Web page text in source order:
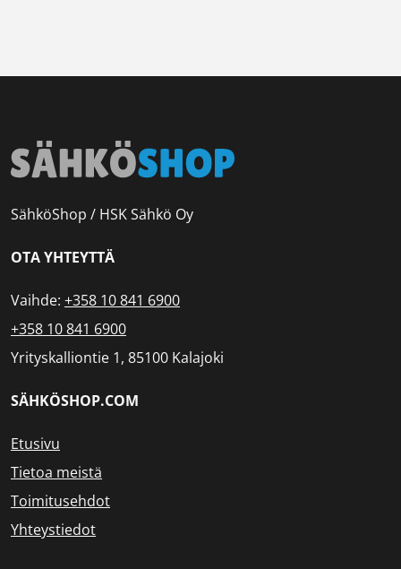
SähköShop / HSK Sähkö Oy
OTA YHTEYTTÄ
Vaihde: +358 10 841 6900
+358 10 841 6900
Yrityskalliontie 1, 85100 Kalajoki
SÄHKÖSHOP.COM
Etusivu
Tietoa meistä
Toimitusehdot
Yhteystiedot